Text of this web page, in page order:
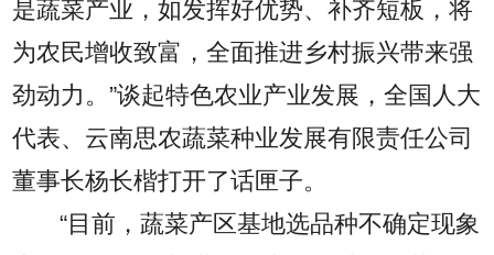
是蔬菜产业，如发挥好优势、补齐短板，将
为农民增收致富，全面推进乡村振兴带来强
劲动力。”谈起特色农业产业发展，全国人大
代表、云南思农蔬菜种业发展有限责任公司
董事长杨长楷打开了话匣子。
“目前，蔬菜产区基地选品种不确定现象